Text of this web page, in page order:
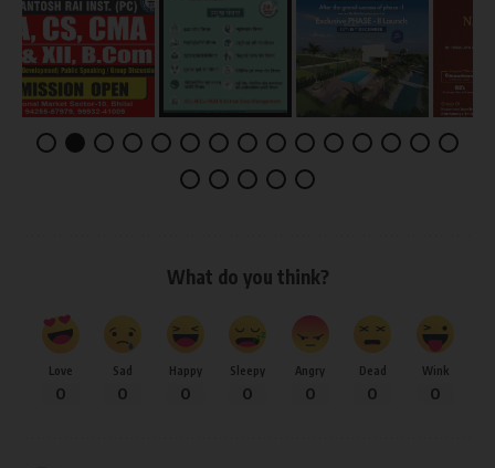
What do you think?
Love
0
Sad
0
Happy
0
Sleepy
0
Angry
0
Dead
0
Wink
0